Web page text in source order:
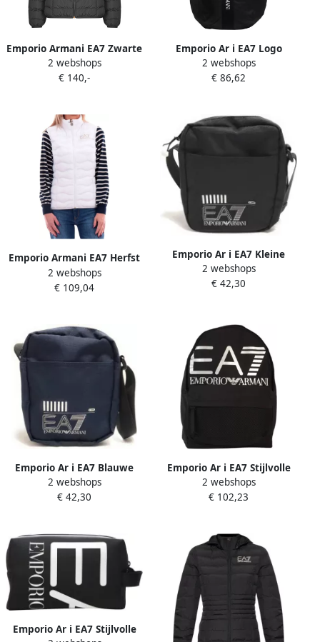
Emporio Armani EA7 Zwarte
Bomberjack met Logohoofd
Black Dames
2 webshops
€ 140,-
Emporio Ar i EA7 Logo
Rugzak met Ritssluiting
Black
2 webshops
€ 86,62
Emporio Armani EA7 Herfst
Winter Dames Bomberjack
White Dames
2 webshops
€ 109,04
Emporio Ar i EA7 Kleine
zwarte nylon schoudertas
met verstelbare band Zwart
2 webshops
€ 42,30
Emporio Ar i EA7 Blauwe
Kleine Core Pouch Tas met
Verstelbare Band Blauw
2 webshops
€ 42,30
Emporio Ar i EA7 Stijlvolle
Ritssluiting Multipocket
Rugzak Black
2 webshops
€ 102,23
Emporio Ar i EA7 Stijlvolle